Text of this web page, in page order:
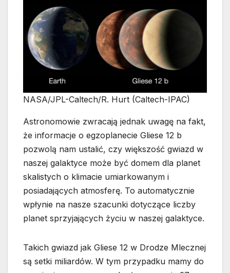
NASA/JPL-Caltech/R. Hurt (Caltech-IPAC)
Astronomowie zwracają jednak uwagę na fakt,
że informacje o egzoplanecie Gliese 12 b
pozwolą nam ustalić, czy większość gwiazd w
naszej galaktyce może być domem dla planet
skalistych o klimacie umiarkowanym i
posiadających atmosferę. To automatycznie
wpłynie na nasze szacunki dotyczące liczby
planet sprzyjających życiu w naszej galaktyce.
Takich gwiazd jak Gliese 12 w Drodze Mlecznej
są setki miliardów. W tym przypadku mamy do